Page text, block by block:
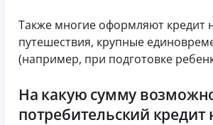
Также многие оформляют кредит
путешествия, крупные
(например, при подготовке
На какую сумму
потребительский